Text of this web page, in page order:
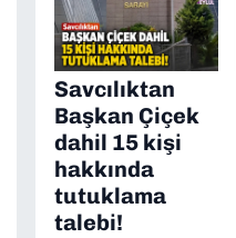
Savcılıktan
Başkan Çiçek
dahil 15 kişi
hakkında
tutuklama
talebi!